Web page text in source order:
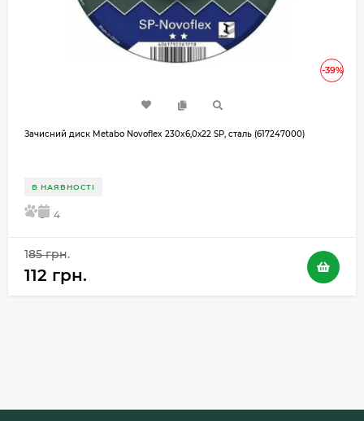
-39%
Зачисний диск Metabo Novoflex 230x6,0х22 SP, сталь (617247000)
В НАЯВНОСТІ
5 4
185 грн.
112 грн.